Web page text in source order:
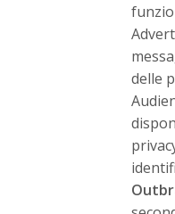
delle